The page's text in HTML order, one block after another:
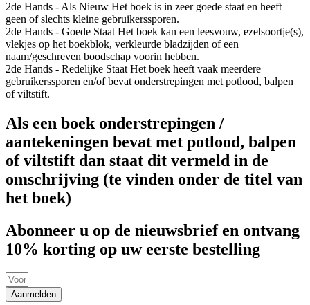
2de Hands - Als Nieuw Het boek is in zeer goede staat en heeft
geen of slechts kleine gebruikerssporen.
2de Hands - Goede Staat Het boek kan een leesvouw, ezelsoortje(s),
vlekjes op het boekblok, verkleurde bladzijden of een
naam/geschreven boodschap voorin hebben.
2de Hands - Redelijke Staat Het boek heeft vaak meerdere
gebruikerssporen en/of bevat onderstrepingen met potlood, balpen
of viltstift.
Als een boek onderstrepingen /
aantekeningen bevat met potlood, balpen
of viltstift dan staat dit vermeld in de
omschrijving (te vinden onder de titel van
het boek)
Abonneer u op de nieuwsbrief en ontvang
10% korting op uw eerste bestelling
Aanmelden